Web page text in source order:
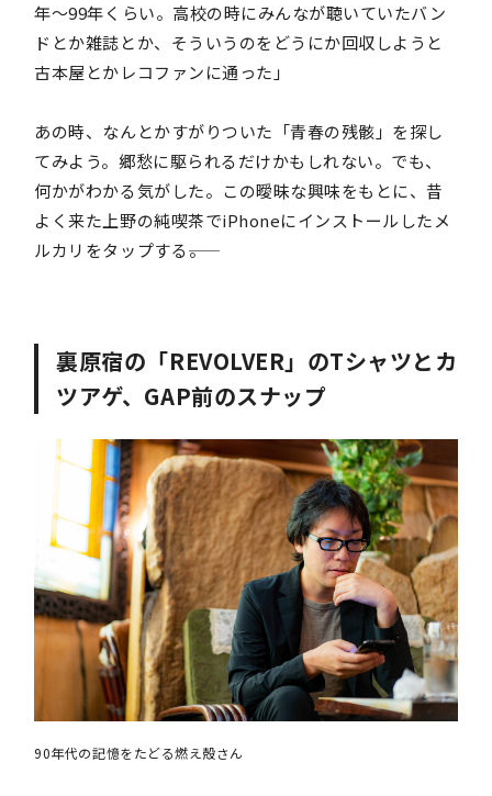
年〜99年くらい。高校の時にみんなが聴いていたバン
ドとか雑誌とか、そういうのをどうにか回収しようと
古本屋とかレコファンに通った」
あの時、なんとかすがりついた「青春の残骸」を探し
てみよう。郷愁に駆られるだけかもしれない。でも、
何かがわかる気がした。この曖昧な興味をもとに、昔
よく来た上野の純喫茶でiPhoneにインストールしたメ
ルカリをタップする――。
裏原宿の「REVOLVER」のTシャツとカ
ツアゲ、GAP前のスナップ
90年代の記憶をたどる燃え殻さん